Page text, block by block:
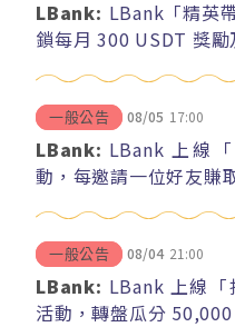
LBank: LBank「精英
鎖每月 300 USDT 獎
一般公告 08/05 17:00
LBank: LBank 上線
動，每邀請一位好友賺
一般公告 08/04 21:00
LBank: LBank 上線「
活動，轉盤瓜分